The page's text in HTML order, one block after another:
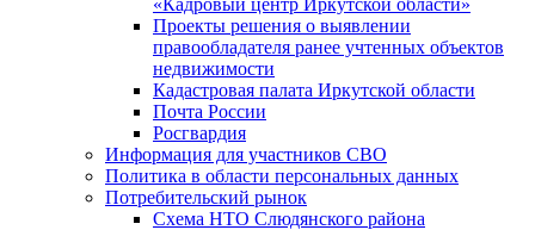
«Кадровый центр Иркутской области»
Проекты решения о выявлении
правообладателя ранее учтенных объектов
недвижимости
Кадастровая палата Иркутской области
Почта России
Росгвардия
Информация для участников СВО
Политика в области персональных данных
Потребительский рынок
Схема НТО Слюдянского района